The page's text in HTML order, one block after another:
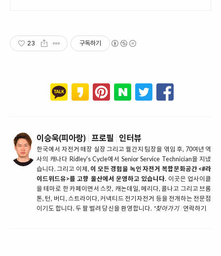
23 구독하기
이승욱(피아랑) 프로필 인터뷰
한국에서 자전거 매장 실장 그리고 월간지 팀장을 엮임 후, 70여년 역
사의 캐나다 Ridley's Cycle에서 Senior Service Technician을 지냈
습니다. 그리고 이제, 이 모든 경험을 녹인 자전거 복합문화공간 <#라
이드위드유>를 고향 울산에서 운영하고 있습니다. 이곳은 업사이클
을 테마로 한 카페이면서 스캇, 캐논데일, 메리다, 콜나고 그리고 브롬
톤, 턴, 버디, 스트라이다, 커넥티드 전기자전거 등을 전개하는 전문점
이기도 합니다. 두 팔 벌려 당신을 환영합니다. *찾아가기 연락하기